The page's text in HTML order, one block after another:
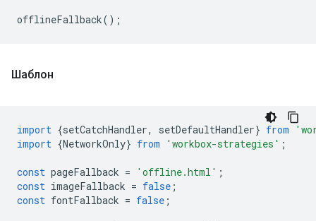
offlineFallback();
Шаблон
import {setCatchHandler, setDefaultHandler} from
import {NetworkOnly} from 'workbox-strategies' ;
const pageFallback = 'offline.html' ;
const imageFallback = false ;
const fontFallback = false ;